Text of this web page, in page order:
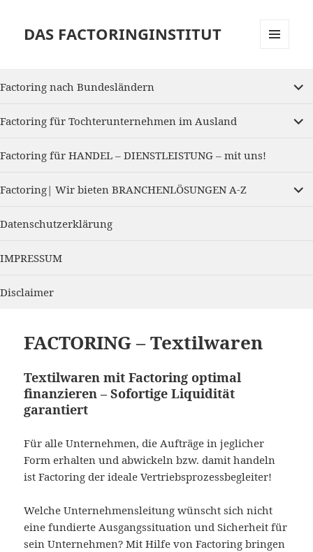
DAS FACTORINGINSTITUT
Factoring nach Bundesländern
child
Factoring für Tochterunternehmen im Ausland
child
Factoring für HANDEL – DIENSTLEISTUNG – mit uns!
Factoring| Wir bieten BRANCHENLÖSUNGEN A-Z
child
Datenschutzerklärung
IMPRESSUM
Disclaimer
FACTORING – Textilwaren
Textilwaren mit Factoring optimal
finanzieren – Sofortige Liquidität
garantiert
Für alle Unternehmen, die Aufträge in jeglicher
Form erhalten und abwickeln bzw. damit handeln
ist Factoring der ideale Vertriebsprozessbegleiter!
Welche Unternehmensleitung wünscht sich nicht
eine fundierte Ausgangssituation und Sicherheit für
sein Unternehmen? Mit Hilfe von Factoring bringen